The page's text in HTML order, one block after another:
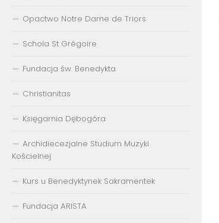
Opactwo Notre Dame de Triors
Schola St Grégoire
Fundacja św. Benedykta
Christianitas
Księgarnia Dębogóra
Archidiecezjalne Studium Muzyki
Kościelnej
Kurs u Benedyktynek Sakramentek
Fundacja ARISTA